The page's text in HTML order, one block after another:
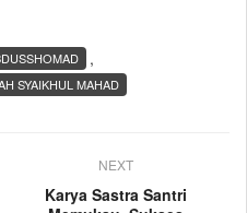
,
SYAIKHUL MAHAD
NEXT
Karya Sastra Santri